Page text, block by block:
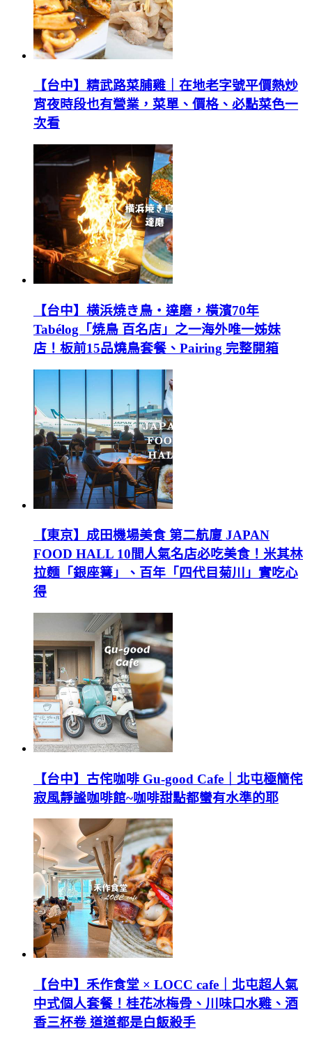
【台中】精武路菜脯雞｜在地老字號平價熱炒
宵夜時段也有營業，菜單、價格、必點菜色一
次看
【台中】横浜焼き鳥‧達磨，橫濱70年
Tabélog「焼鳥 百名店」之一海外唯一姊妹
店！板前15品燒鳥套餐、Pairing 完整開箱
【東京】成田機場美食 第二航廈 JAPAN
FOOD HALL 10間人氣名店必吃美食！米其林
拉麵「銀座篝」、百年「四代目菊川」實吃心
得
【台中】古侘咖啡 Gu-good Cafe｜北屯極簡侘
寂風靜謐咖啡館~咖啡甜點都蠻有水準的耶
【台中】禾作食堂 × LOCC cafe｜北屯超人氣
中式個人套餐！桂花冰梅骨、川味口水雞、酒
香三杯卷 道道都是白飯殺手